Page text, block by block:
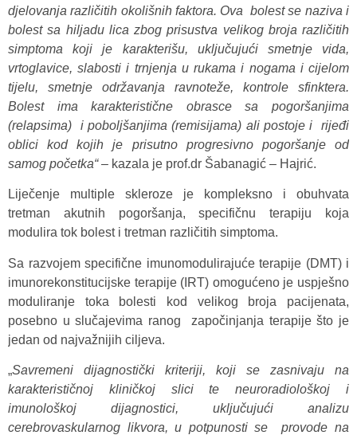
djelovanja različitih okolišnih faktora. Ova bolest se naziva i
bolest sa hiljadu lica zbog prisustva velikog broja različitih
simptoma koji je karakterišu, uključujući smetnje vida,
vrtoglavice, slabosti i trnjenja u rukama i nogama i cijelom
tijelu, smetnje održavanja ravnoteže, kontrole sfinktera.
Bolest ima karakteristične obrasce sa pogoršanjima
(relapsima) i poboljšanjima (remisijama) ali postoje i rijeđi
oblici kod kojih je prisutno progresivno pogoršanje od
samog početka“ – kazala je prof.dr Šabanagić – Hajrić.
Liječenje multiple skleroze je kompleksno i obuhvata
tretman akutnih pogoršanja, specifičnu terapiju koja
modulira tok bolest i tretman različitih simptoma.
Sa razvojem specifične imunomodulirajuće terapije (DMT) i
imunorekonstitucijske terapije (IRT) omogućeno je uspješno
moduliranje toka bolesti kod velikog broja pacijenata,
posebno u slučajevima ranog započinjanja terapije što je
jedan od najvažnijih ciljeva.
„Savremeni dijagnostički kriteriji, koji se zasnivaju na
karakterističnoj kliničkoj slici te neuroradiološkoj i
imunološkoj dijagnostici, uključujući analizu
cerebrovaskularnog likvora, u potpunosti se provode na